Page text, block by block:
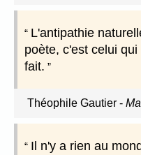
L'antipathie
poète, c'est celui
fait.
Théophile Gautier -
Il n'y a rien au